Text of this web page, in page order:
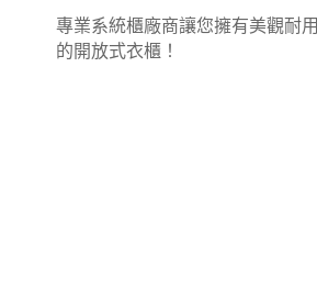
專業系統櫃廠商讓您擁有美觀耐用
的開放式衣櫃！